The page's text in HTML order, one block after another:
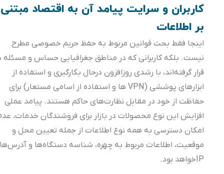
کاربران و سرایت پیامد آن به اقتصاد مبتنی
بر اطلاعات
اینجا فقط بحث قوانین مربوط به حفظ حریم خصوصی مطرح
نیست. بلکه کاربرانی که در مناطق جغرافیایی حساس و مسئله دار
قرار گرفته‌اند، با رشدی روزافزون درحال بکارگیری و استفاده از
ابزارهای پوششی (VPN ها و استفاده از اسامی مستعار) برای
حفاظت از خود در مقابل نظارت‌های حاکم هستند. پیامد عملی
افزایش این نوع محصولات در بازار برای فروشندگان خدمات، عدم
امکان دسترسی به همه نوع اطلاعات از جمله تعیین محل و
موقعیت، اطلاعات مربوط به چهره، شناسه دستگاه‌ها و آدرس‌های